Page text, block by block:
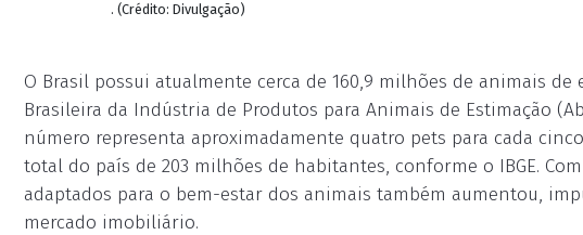
. (Crédito: Divulgação)
O Brasil possui atualmente cerca de 160,9 milhões de animais de
Brasileira da Indústria de Produtos para Animais de Estimação
número representa aproximadamente quatro pets para cada
total do país de 203 milhões de habitantes, conforme o IBGE.
adaptados para o bem-estar dos animais também aumentou,
mercado imobiliário.